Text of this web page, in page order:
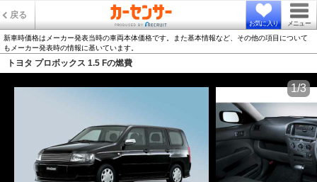
戻る
お気に入り メニュー
新車時価格はメーカー発表当時の車両本体価格です。また基本情報など、その他の項目について
もメーカー発表時の情報に基いています。
トヨタ プロボックス 1.5 Fの燃費
1/3